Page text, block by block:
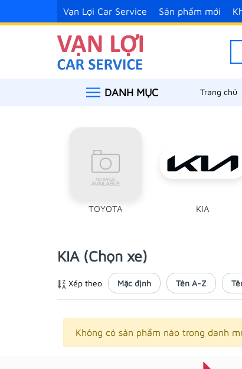
Vạn Lợi Car Service Sản phẩm mới
DANH MỤC Trang chủ
TOYOTA KIA
KIA (Chọn xe)
Xếp theo Mặc định Tên A-Z
Không có sản phẩm nào trong danh